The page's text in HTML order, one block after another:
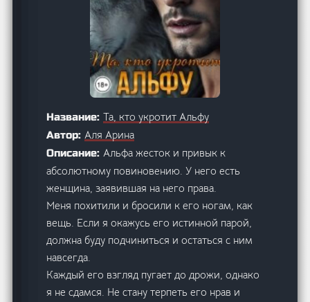
Название:Та, кто укротит Альфу
Автор:Аля Арина
Описание:Альфа жесток и привык к
абсолютному повиновению. У него есть
женщина, заявившая на него права.
Меня похитили и бросили к его ногам, как
вещь. Если я окажусь его истинной парой,
должна буду подчиниться и остаться с ним
навсегда.
Каждый его взгляд пугает до дрожи, однако
я не сдамся. Не стану терпеть его нрав и